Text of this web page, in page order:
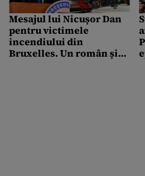
Mesajul lui Nicușor Dan
pentru victimele
incendiului din
Bruxelles. Un român și-a